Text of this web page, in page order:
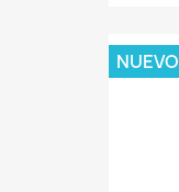
NUEVO